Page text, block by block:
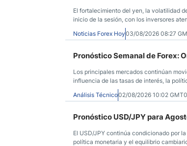
El fortalecimiento del yen, la volatilidad
inicio de la sesión, con los inversores
Noticias Forex Hoy03/08/2026 08:27
Pronóstico Semanal de Forex:
Los principales mercados continúan
influencia de las tasas de interés, la
Análisis Técnico02/08/2026 10:02 GMT0
Pronóstico USD/JPY para
El USD/JPY continúa condicionado por
política monetaria y el equilibrio